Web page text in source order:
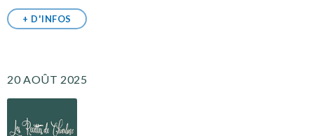
+ D'INFOS
20 AOÛT 2025